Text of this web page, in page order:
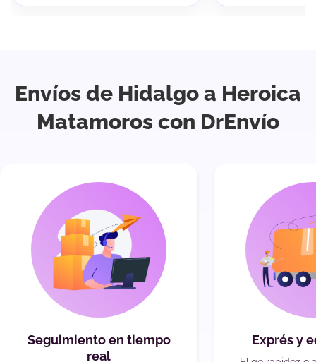
Envíos de Hidalgo a Heroica
Matamoros con DrEnvío
Seguimiento en tiempo
real
Exprés y